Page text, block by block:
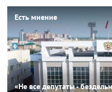
Есть мнение
«Не все депутаты -